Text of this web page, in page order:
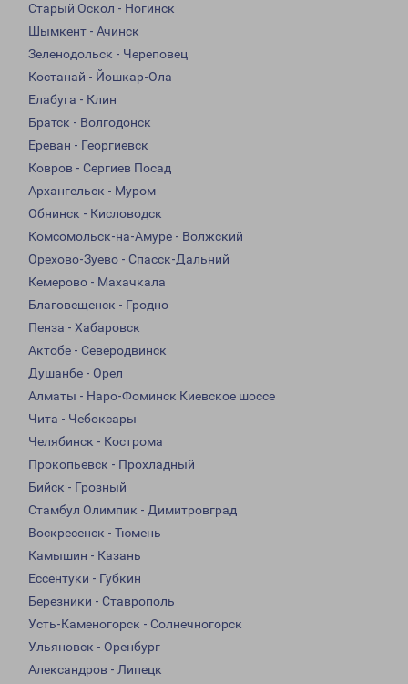
Старый Оскол - Ногинск
Шымкент - Ачинск
Зеленодольск - Череповец
Костанай - Йошкар-Ола
Елабуга - Клин
Братск - Волгодонск
Ереван - Георгиевск
Ковров - Сергиев Посад
Архангельск - Муром
Обнинск - Кисловодск
Комсомольск-на-Амуре - Волжский
Орехово-Зуево - Спасск-Дальний
Кемерово - Махачкала
Благовещенск - Гродно
Пенза - Хабаровск
Актобе - Северодвинск
Душанбе - Орел
Алматы - Наро-Фоминск Киевское шоссе
Чита - Чебоксары
Челябинск - Кострома
Прокопьевск - Прохладный
Бийск - Грозный
Стамбул Олимпик - Димитровград
Воскресенск - Тюмень
Камышин - Казань
Ессентуки - Губкин
Березники - Ставрополь
Усть-Каменогорск - Солнечногорск
Ульяновск - Оренбург
Александров - Липецк